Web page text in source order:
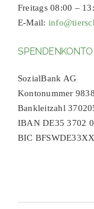
Freitags 08:00 –
E-Mail:
SPENDENKONTO
SozialBank AG
Kontonummer
Bankleitzahl
IBAN DE35 3702
BIC